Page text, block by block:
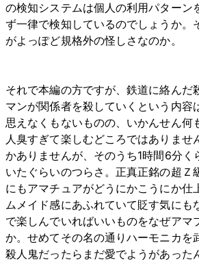
の検知システムは個人の利用パターン
ず一律で検知しているのでしょうか。
がよっぽど規格外の怪しさなのか。
それで本編の方ですが、鉄道に絡んだ
マンが関係者を殺していくという内容
思えなくもないものの、いかんせん何
人臭すぎて楽しむどころではありませ
かありませんが、そのうち1時間6分く
いたぐらいのつらさ。正真正銘の超Ｚ
にもアマチュアがどうにかこうにか仕
ムメイド感にあふれていて貶す気にも
で楽しんでいればいいものをなぜアマ
か。せめてその名の通りハーモニカを
殺人鬼だったらまだ愛でようがあった